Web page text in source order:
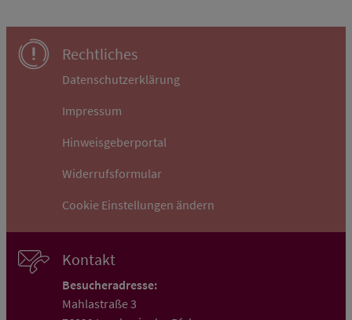
Rechtliches
Datenschutzerklärung
Impressum
Hinweisgeberportal
Widerrufsformular
Cookie Einstellungen ändern
Kontakt
Besucheradresse:
Mahlastraße 3